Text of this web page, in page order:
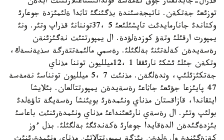
توزئعئ جةتكةن. ناتيجةسئندة بذگئنگئ تاثدا ةلئمئزدة جوعارئ
وكتاندئ جانارمايدئث تاپشئلئعئ 5 ،37توننانئ قذراپ وتئر. ونئ
يمپورت ارقئلئ وتةؤ كوزدةلؤدة. ال يمپورتتئث نةگئزئنةن
رةسةيدةن كةلةتئنئ بةلگئلئ. رةسمي مالئمةتتةرگة سذيةنسةك،
وتكةن جئلئ ئشكئ نارئققا 1 ،12ميلليون توننا مذناي
جةتكئزئلئپ، وثدةلگةن. مذنئث 7 ،5 ميلليون تونناسئ نةمةسة
47 پايئزعا جؤئعئ جاثاعئ رةسةيدةن يمپورتتالعان. بئلايشا
ايتقاندا، قازاقستان مذناي ونئمدةرئ بويئنشا رةسةيگة تاؤةلدئ
بولئپ وتئر. ال رةسةي نارئعئنداعئ مذناي ونئمدةرئنئث باعاسئ
بئزدةگئدةن الدةقايدا جوعارئ ةكةندئگئ بةلگئلئ. بذل ءوز